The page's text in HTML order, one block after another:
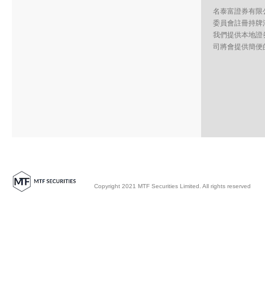
名泰富證券有
委員會註冊持
我們提供本地證
司將會提供簡便
Copyright 2021 MTF Securities Limited. All rights reserved